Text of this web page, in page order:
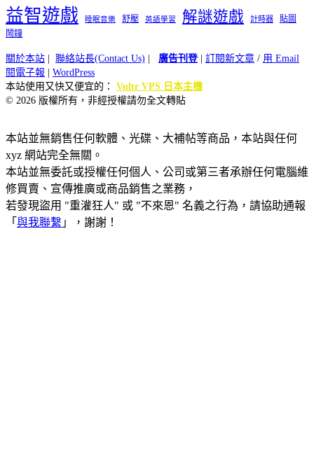
益智遊戲 睡眠音樂 舒壓 英語學習 解謎遊戲 計時器
貼圖
鬧鐘
關於本站 | 聯絡站長(Contact Us) | 廣告刊登| 訂閱新文章 / 用 Email
閱電子報 | WordPress
本站使用又快又便宜的： Vultr VPS 日本主機
© 2026 版權所有，非經授權請勿全文轉貼
本站並無銷售任何軟體、光碟、大補帖等商品，本站與任何
xyz 網站完全無關。
本站並無委託或授權任何個人、公司或第三者承辦任何電腦維
修買賣、宣傳推廣或商品銷售之業務，
若發現盜用 "重灌狂人" 或 "不來恩" 名義之行為，請協助通報
「 與我聯繫 」，謝謝！